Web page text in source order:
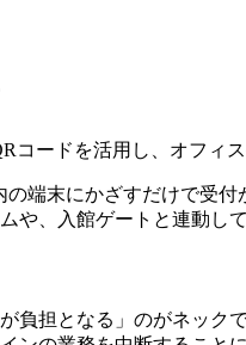
ードを活用し、オフィ
端末にかざすだけで受
、入館ゲートと連動し
負担となる」のがネッ